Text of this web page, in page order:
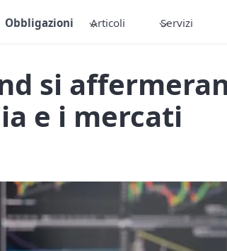
Obbligazioni Articoli Servizi
si
e i mercati